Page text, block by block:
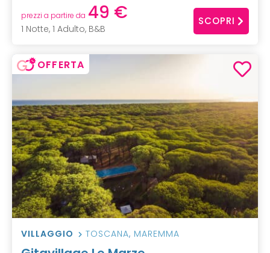
prezzi a partire da 49 €
1 Notte, 1 Adulto, B&B
SCOPRI
OFFERTA
VILLAGGIO TOSCANA, MAREMMA